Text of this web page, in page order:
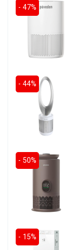
- 47%
- 44%
- 50%
- 15%